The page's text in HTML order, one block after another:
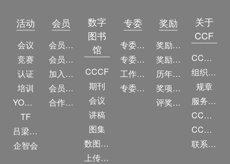
活动
会议
竞赛
认证
培训
YOCSEF
TF
吕梁振兴
企智会
会员
会员简介
会员权益
加入CCF
会员交费
合作伙伴
数字
图书
馆
CCCF
期刊
会议
讲稿
图集
数图编审委员会
上传/发布作品
专委
专委简介
专委条例
工作问答
专委名单
奖励
奖励动态
奖励目录
历年获奖名单
奖项推荐
评奖条例
关于
CCF
CCF简介
组织机构
规章
服务项目
CCF大事记
CCF创建60周年
联系我们